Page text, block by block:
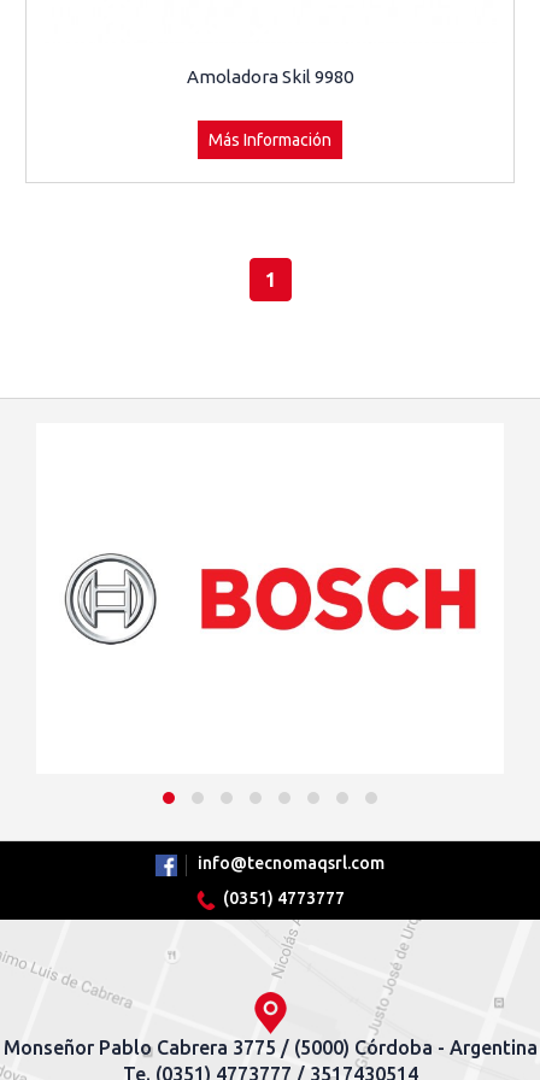
Amoladora Skil 9980
Más Información
1
info@tecnomaqsrl.com
(0351) 4773777
Monseñor Pablo Cabrera 3775 / (5000) Córdoba - Argentina
Te. (0351) 4773777 / 3517430514